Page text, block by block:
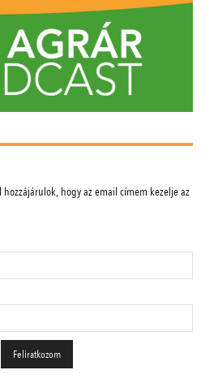
hogy az email címem kezelje az